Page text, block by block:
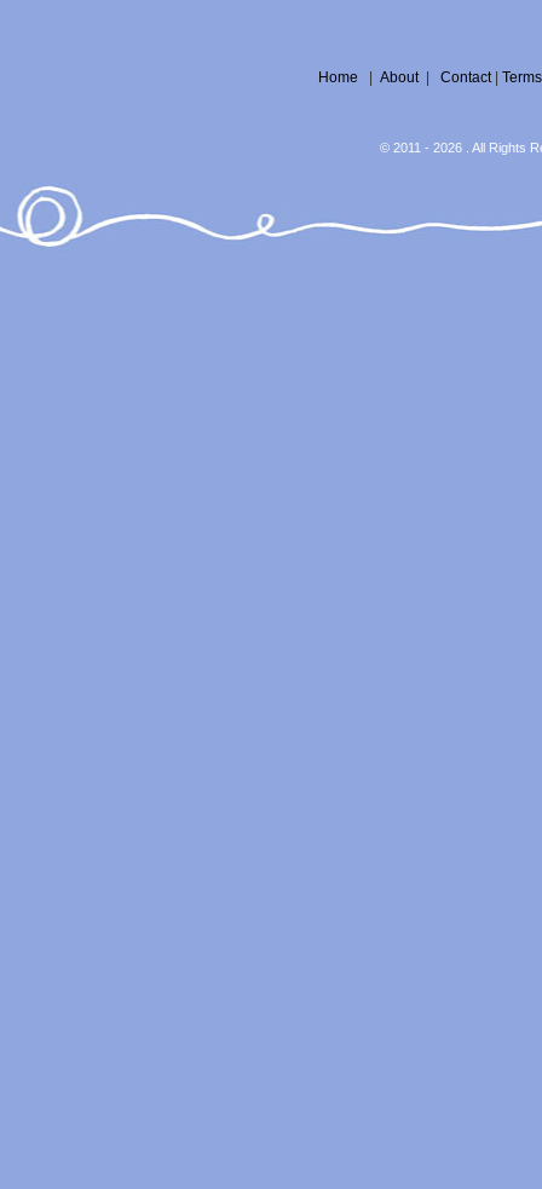
Home About| Contact| Terms
© 2011 - 2026 . All Rights